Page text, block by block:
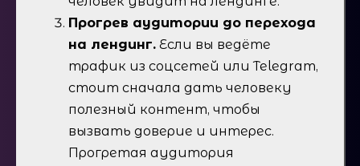
Прогрев аудитории до перехода
на лендинг. Если вы ведёте
трафик из соцсетей или Telegram,
стоит сначала дать человеку
полезный контент, чтобы
вызвать доверие и интерес.
Прогретая аудитория